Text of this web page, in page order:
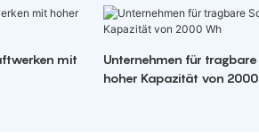
mit
Unternehmen für
hoher Kapazität von